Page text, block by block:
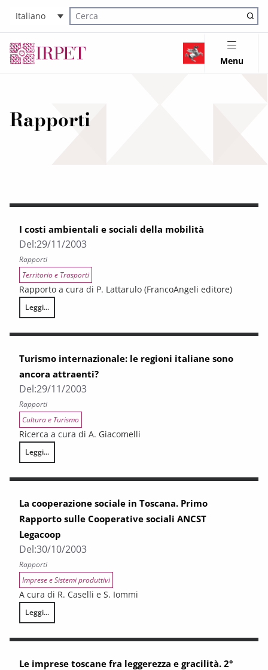
Italiano
Cerca nel sito
Menu
Rapporti
I costi ambientali e sociali della mobilità
Del:29/11/2003
Rapporti
Territorio e Trasporti
Rapporto a cura di P. Lattarulo (FrancoAngeli editore)
Leggi...
I costi ambientali e sociali della mobilità
Turismo internazionale: le regioni italiane sono
ancora attraenti?
Del:29/11/2003
Rapporti
Cultura e Turismo
Ricerca a cura di A. Giacomelli
Leggi...
Turismo internazionale: le regioni italiane sono ancora attraenti?
La cooperazione sociale in Toscana. Primo
Rapporto sulle Cooperative sociali ANCST
Legacoop
Del:30/10/2003
Rapporti
Imprese e Sistemi produttivi
A cura di R. Caselli e S. Iommi
Leggi...
La cooperazione sociale in Toscana. Primo Rapporto sulle Cooperative
Le imprese toscane fra leggerezza e gracilità. 2°